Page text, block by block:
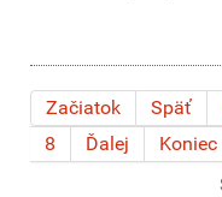
Začiatok Späť
8
Ďalej
Koniec